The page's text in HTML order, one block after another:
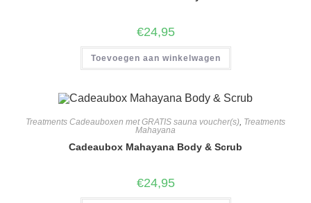
€24,95
Toevoegen aan winkelwagen
Treatments Cadeauboxen met GRATIS sauna voucher(s), Treatments
Mahayana
Cadeaubox Mahayana Body & Scrub
€24,95